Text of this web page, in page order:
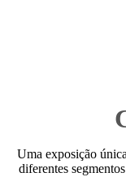
Uma exposição
diferentes